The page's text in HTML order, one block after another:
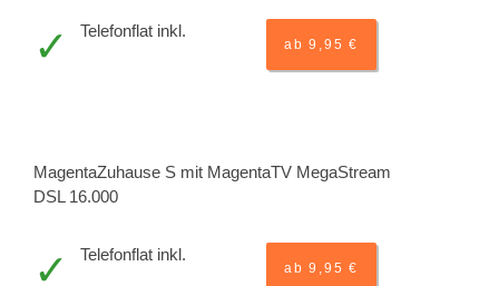
Telefonflat inkl.
ab 9,95 €
MagentaZuhause S mit MagentaTV MegaStream
DSL 16.000
Telefonflat inkl.
ab 9,95 €